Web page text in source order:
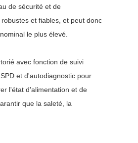
de sécurité et de
et fiables, et peut donc
le plus élevé.
avec fonction de suivi
et d'autodiagnostic pour
l'état d'alimentation et de
que la saleté, la